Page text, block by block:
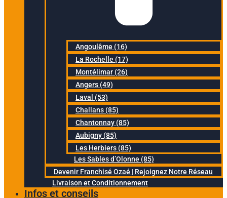
Angoulême (16)
La Rochelle (17)
Montélimar (26)
Angers (49)
Laval (53)
Challans (85)
Chantonnay (85)
Aubigny (85)
Les Herbiers (85)
Les Sables d’Olonne (85)
Devenir Franchisé Ozaé | Rejoignez Notre Réseau
Livraison et Conditionnement
Infos et conseils